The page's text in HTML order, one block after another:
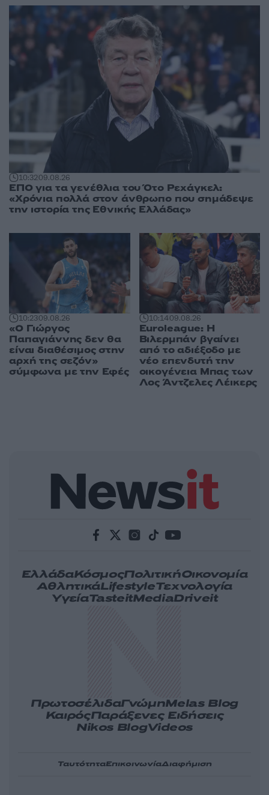
10:3209.08.26
ΕΠΟ για τα γενέθλια του Ότο Ρεχάγκελ:
«Χρόνια πολλά στον άνθρωπο που σημάδεψε
την ιστορία της Εθνικής Ελλάδας»
10:2309.08.26
«Ο Γιώργος
Παπαγιάννης δεν θα
είναι διαθέσιμος στην
αρχή της σεζόν»
σύμφωνα με την Εφές
10:1409.08.26
Euroleague: Η
Βιλερμπάν βγαίνει
από το αδιέξοδο με
νέο επενδυτή την
οικογένεια Μπας των
Λος Άντζελες Λέικερς
ΕλλάδαΚόσμοςΠολιτικήΟικονομία
ΑθλητικάLifestyleΤεχνολογία
ΥγείαTasteitMediaDriveit
ΠρωτοσέλιδαΓνώμηMelas Blog
ΚαιρόςΠαράξενες Ειδήσεις
Nikos BlogVideos
ΤαυτότηταΕπικοινωνίαΔιαφήμιση